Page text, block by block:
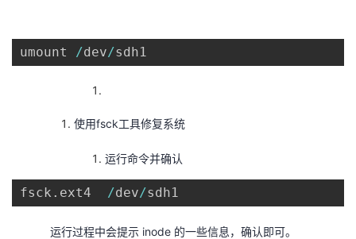
umount /dev/sdh1
使用fsck工具修复系统
运行命令并确认
fsck . ext4 /dev/sdh1
运行过程中会提示 inode 的一些信息，确认即可。